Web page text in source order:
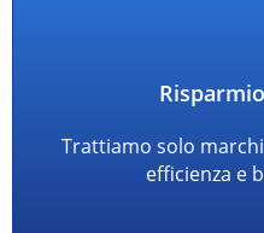
Trattiamo solo
efficienza e